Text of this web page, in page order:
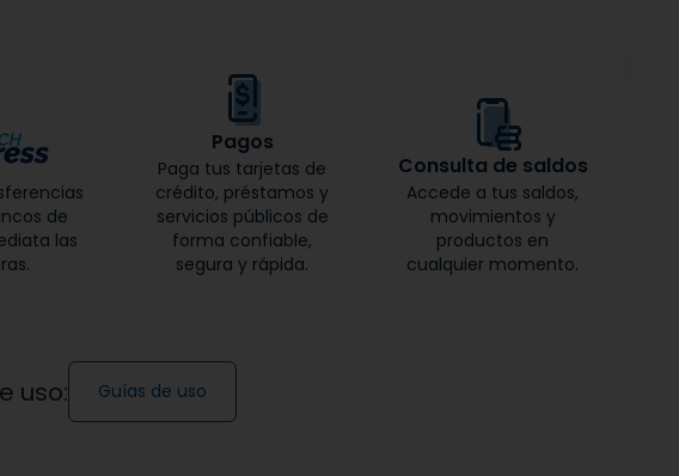
de
las
Pagos
Paga tus tarjetas de
crédito, préstamos y
servicios públicos de
forma confiable,
segura y rápida.
Consulta de saldos
Accede a tus saldos,
movimientos y
productos en
cualquier momento.
uso: Guías de uso